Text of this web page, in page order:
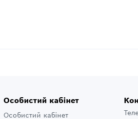
Особистий кабінет
Особистий кабінет